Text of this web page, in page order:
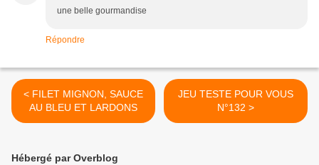
une belle gourmandise
Répondre
< FILET MIGNON, SAUCE
AU BLEU ET LARDONS
JEU TESTE POUR VOUS
N°132 >
Hébergé par Overblog